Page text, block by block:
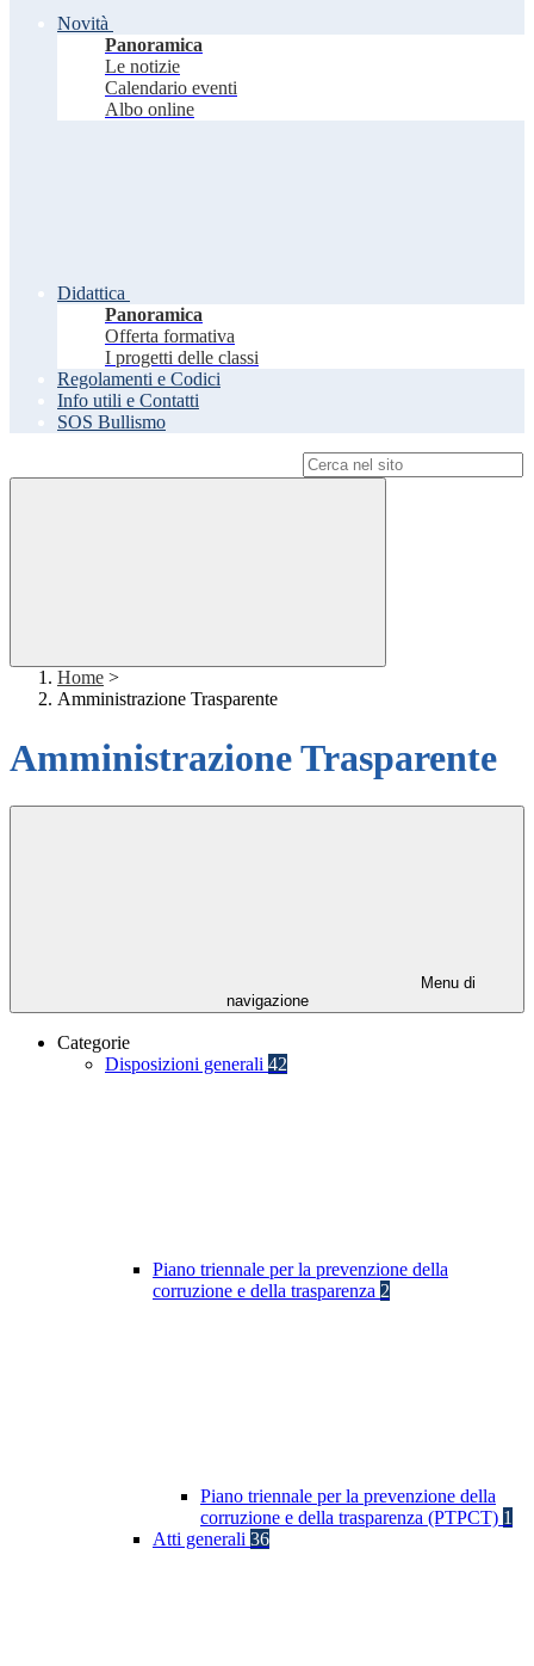
Novità
Panoramica
Le notizie
Calendario eventi
Albo online
Didattica
Panoramica
Offerta formativa
I progetti delle classi
Regolamenti e Codici
Info utili e Contatti
SOS Bullismo
Home >
Amministrazione Trasparente
Amministrazione Trasparente
Menu di
navigazione
Categorie
Disposizioni generali 42
Piano triennale per la prevenzione della
corruzione e della trasparenza 2
Piano triennale per la prevenzione della
corruzione e della trasparenza (PTPCT) 1
Atti generali 36